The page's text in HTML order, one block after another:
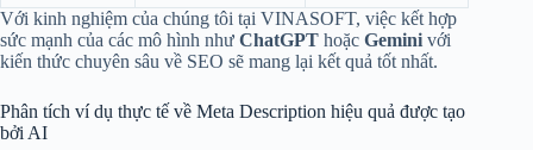
Với kinh nghiệm của chúng tôi tại VINASOFT, việc kết hợp
sức mạnh của các mô hình như ChatGPT hoặc Gemini với
kiến thức chuyên sâu về SEO sẽ mang lại kết quả tốt nhất.
Phân tích ví dụ thực tế về Meta Description hiệu quả được tạo
bởi AI